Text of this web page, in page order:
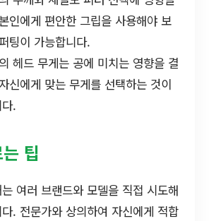
인에게 편안한 그립을 사용해야 보
팅이 가능합니다.
헤드 무게는 공에 미치는 영향을 결
신에게 맞는 무게를 선택하는 것이
.
팁
여러 브랜드와 모델을 직접 시도해
. 전문가와 상의하여 자신에게 적합